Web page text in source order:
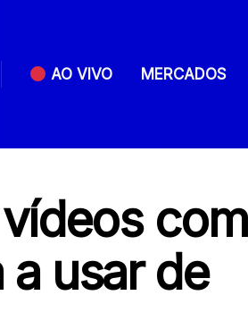
AO VIVO MERCADOS
a usar de